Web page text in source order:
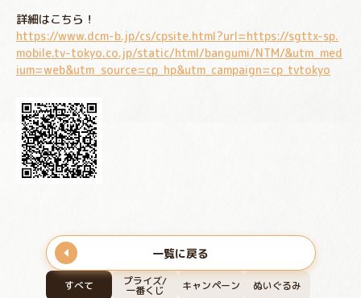
すべて プライズ/
一番くじ キャンペーン ぬいぐるみ
詳細はこちら！
https://www.dcm-b.jp/cs/cpsite.html?url=https://sgttx-sp.
mobile.tv-tokyo.co.jp/static/html/bangumi/NTM/&utm_med
ium=web&utm_source=cp_hp&utm_campaign=cp_tvtokyo
一覧に戻る